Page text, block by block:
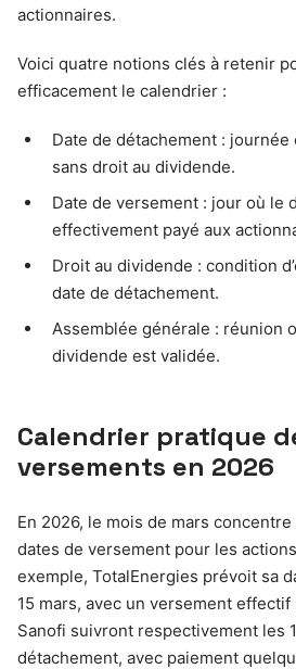
actionnaires.
Voici quatre notions clés à retenir
efficacement le calendrier :
Date de détachement : journée
sans droit au dividende.
Date de versement : jour où le
effectivement payé aux
Droit au dividende : condition
date de détachement.
Assemblée générale : réunion
dividende est validée.
Calendrier pratique
versements en 2026
En 2026, le mois de mars
dates de versement pour les
exemple, TotalEnergies prévoit sa
15 mars, avec un versement
Sanofi suivront respectivement les
détachement, avec paiement